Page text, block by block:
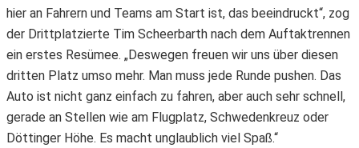
hier an Fahrern und Teams am Start ist, das beeindruckt“, zog
der Drittplatzierte Tim Scheerbarth nach dem Auftaktrennen
ein erstes Resümee. „Deswegen freuen wir uns über diesen
dritten Platz umso mehr. Man muss jede Runde pushen. Das
Auto ist nicht ganz einfach zu fahren, aber auch sehr schnell,
gerade an Stellen wie am Flugplatz, Schwedenkreuz oder
Döttinger Höhe. Es macht unglaublich viel Spaß.“